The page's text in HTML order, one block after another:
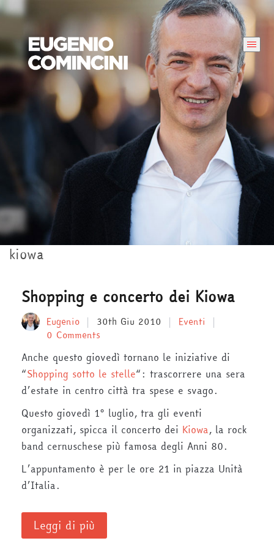
kiowa
Shopping e concerto dei Kiowa
Eugenio 30th Giu 2010
Eventi
0 Comments
Anche questo giovedì tornano le iniziative di
“Shopping sotto le stelle“: trascorrere una sera
d’estate in centro città tra spese e svago.
Questo giovedì 1° luglio, tra gli eventi
organizzati, spicca il concerto dei Kiowa, la rock
band cernuschese più famosa degli Anni 80.
L’appuntamento è per le ore 21 in piazza Unità
d’Italia.
Leggi di più